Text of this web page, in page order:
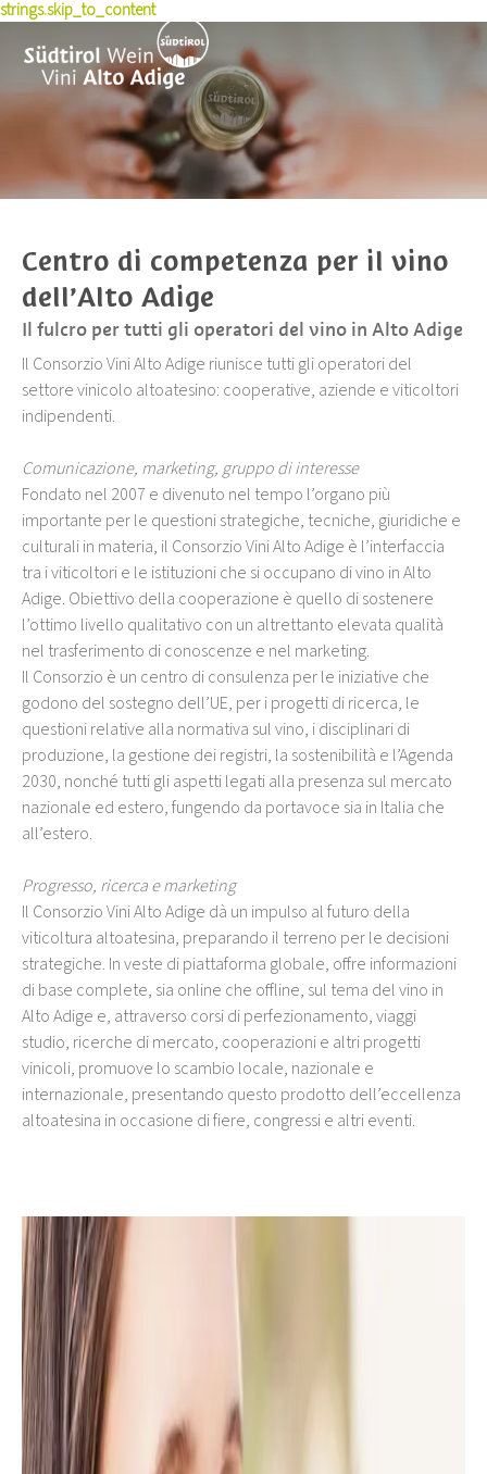
strings.skip_to_content
Produttori di vino
Pionieri
Winetales
Premi e riconoscimenti
Esperienze
Premio per la cultura del vino
Corsi e seminari
Dati e media
Comunicati stampa
Toolbox per la carta dei vini
Foto & Video
Bandi
Chi siamo
Centro di competenza per il vino
dell’Alto Adige
Il fulcro per tutti gli operatori del vino in Alto Adige
Il Consorzio Vini Alto Adige riunisce tutti gli operatori del
settore vinicolo altoatesino: cooperative, aziende e viticoltori
indipendenti.
Comunicazione, marketing, gruppo di interesse
Fondato nel 2007 e divenuto nel tempo l’organo più
importante per le questioni strategiche, tecniche, giuridiche e
culturali in materia, il Consorzio Vini Alto Adige è l’interfaccia
tra i viticoltori e le istituzioni che si occupano di vino in Alto
Adige. Obiettivo della cooperazione è quello di sostenere
l’ottimo livello qualitativo con un altrettanto elevata qualità
nel trasferimento di conoscenze e nel marketing.
Il Consorzio è un centro di consulenza per le iniziative che
godono del sostegno dell’UE, per i progetti di ricerca, le
questioni relative alla normativa sul vino, i disciplinari di
produzione, la gestione dei registri, la sostenibilità e l’Agenda
2030, nonché tutti gli aspetti legati alla presenza sul mercato
nazionale ed estero, fungendo da portavoce sia in Italia che
all’estero.
Progresso, ricerca e marketing
Il Consorzio Vini Alto Adige dà un impulso al futuro della
viticoltura altoatesina, preparando il terreno per le decisioni
strategiche. In veste di piattaforma globale, offre informazioni
di base complete, sia online che offline, sul tema del vino in
Alto Adige e, attraverso corsi di perfezionamento, viaggi
studio, ricerche di mercato, cooperazioni e altri progetti
vinicoli, promuove lo scambio locale, nazionale e
internazionale, presentando questo prodotto dell’eccellenza
altoatesina in occasione di fiere, congressi e altri eventi.